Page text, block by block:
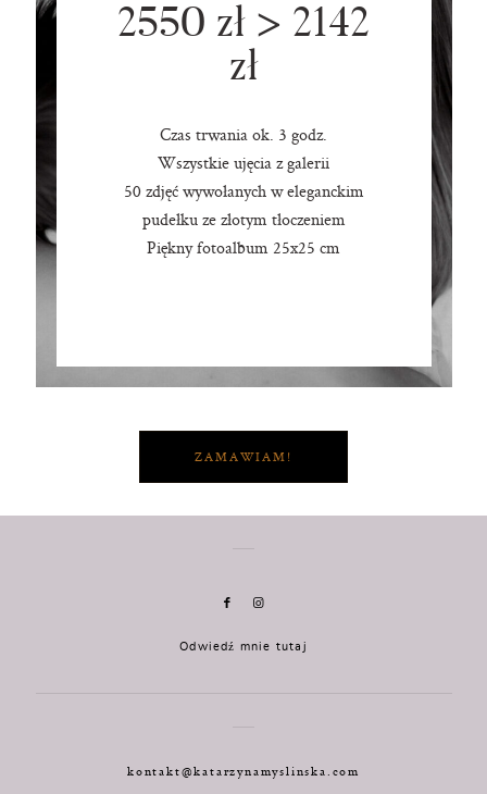
2550 zł > 2142
zł
Czas trwania ok. 3 godz.
Wszystkie ujęcia z galerii
50 zdjęć wywołanych w eleganckim
pudełku ze złotym tłoczeniem
Piękny fotoalbum 25x25 cm
ZAMAWIAM!
Odwiedź mnie tutaj
kontakt@katarzynamyslinska.com